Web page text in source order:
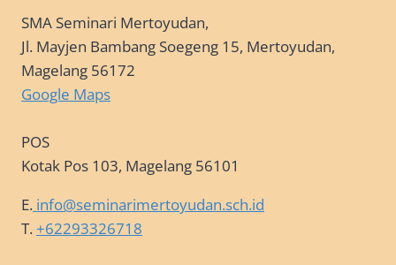
SMA Seminari Mertoyudan,
Jl. Mayjen Bambang Soegeng 15, Mertoyudan,
Magelang 56172
Google Maps
POS
Kotak Pos 103, Magelang 56101
E. info@seminarimertoyudan.sch.id
T.+62293326718